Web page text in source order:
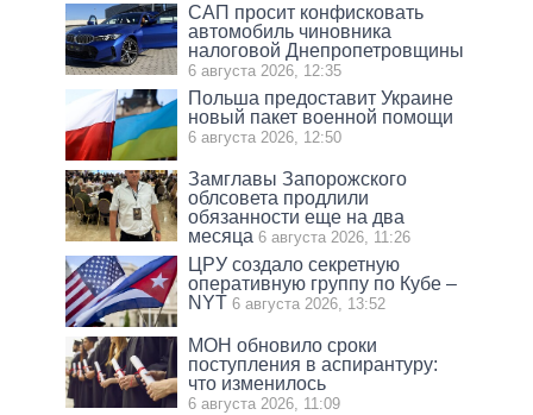
САП просит конфисковать
автомобиль чиновника
налоговой Днепропетровщины
6 августа 2026, 12:35
Польша предоставит Украине
новый пакет военной помощи
6 августа 2026, 12:50
Замглавы Запорожского
облсовета продлили
обязанности еще на два
месяца 6 августа 2026, 11:26
ЦРУ создало секретную
оперативную группу по Кубе –
NYT 6 августа 2026, 13:52
МОН обновило сроки
поступления в аспирантуру:
что изменилось
6 августа 2026, 11:09